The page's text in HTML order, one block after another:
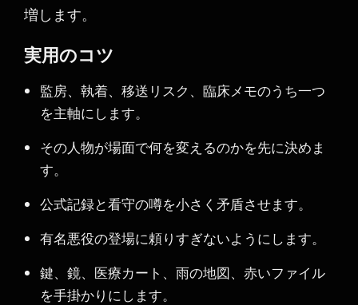
増します。
実用のコツ
監房、執着、移送リスク、臨床メモのうち一つ
を主軸にします。
その人物が場面で何を変えるのかを先に決めま
す。
公式記録と看守の噂を小さく矛盾させます。
有名悪役の登場に頼りすぎないようにします。
鍵、鏡、医療カート、雨の地図、赤いファイル
を手掛かりにします。